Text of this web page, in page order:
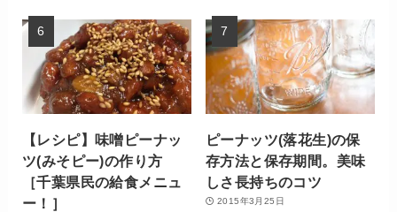
【レシピ】味噌ピーナッ
ツ(みそピー)の作り方
［千葉県民の給食メニュ
ー！］
ピーナッツ(落花生)の保
存方法と保存期間。美味
しさ長持ちのコツ
2015年3月25日